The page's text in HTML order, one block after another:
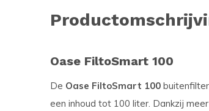
Oase FiltoSmart 100
De Oase FiltoSmart 100
een inhoud tot 100 liter. Dankzij